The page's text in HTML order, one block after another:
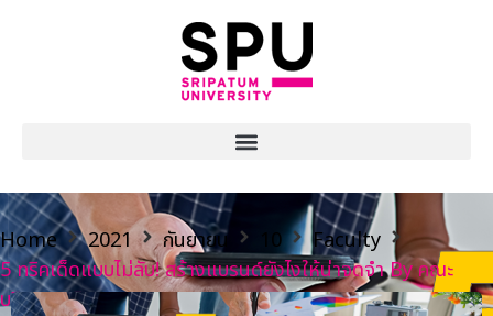
Home 2021 กันยายน 10
Faculty
5 ทริคเด็ดแบบไม่ลับ! สร้างแบรนด์ยังไงให้น่าจดจำ By คณะ
บริหารธุรกิจ SPU